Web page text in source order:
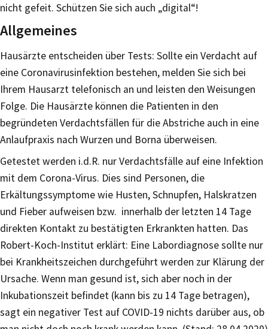
nicht gefeit. Schützen Sie sich auch „digital“!
Allgemeines
Hausärzte entscheiden über Tests: Sollte ein Verdacht auf
eine Coronavirusinfektion bestehen, melden Sie sich bei
Ihrem Hausarzt telefonisch an und leisten den Weisungen
Folge. Die Hausärzte können die Patienten in den
begründeten Verdachtsfällen für die Abstriche auch in eine
Anlaufpraxis nach Wurzen und Borna überweisen.
Getestet werden i.d.R. nur Verdachtsfälle auf eine Infektion
mit dem Corona-Virus. Dies sind Personen, die
Erkältungssymptome wie Husten, Schnupfen, Halskratzen
und Fieber aufweisen bzw. innerhalb der letzten 14 Tage
direkten Kontakt zu bestätigten Erkrankten hatten. Das
Robert-Koch-Institut erklärt: Eine Labordiagnose sollte nur
bei Krankheitszeichen durchgeführt werden zur Klärung der
Ursache. Wenn man gesund ist, sich aber noch in der
Inkubationszeit befindet (kann bis zu 14 Tage betragen),
sagt ein negativer Test auf COVID-19 nichts darüber aus, ob